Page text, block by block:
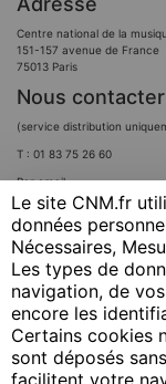
Le site CNM.fr
données
Nécessaires,
Les types de
navigation, de
encore les
Certains cookies
sont déposés
facilitent votre
Centre national de la
151-157 avenue de France
75013 Paris
Nous contacter
(service distribution
T : 01 83 75 26 60
Par email
Nous suivre